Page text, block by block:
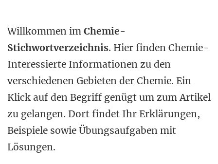
Willkommen im Chemie-
Stichwortverzeichnis. Hier finden Chemie-
Interessierte Informationen zu den
verschiedenen Gebieten der Chemie. Ein
Klick auf den Begriff genügt um zum Artikel
zu gelangen. Dort findet Ihr Erklärungen,
Beispiele sowie Übungsaufgaben mit
Lösungen.